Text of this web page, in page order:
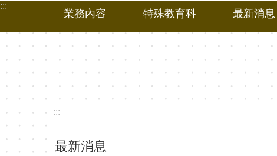
跳到主要內容區塊
:::
業務內容 特殊教育科 最新消息
:::
最新消息